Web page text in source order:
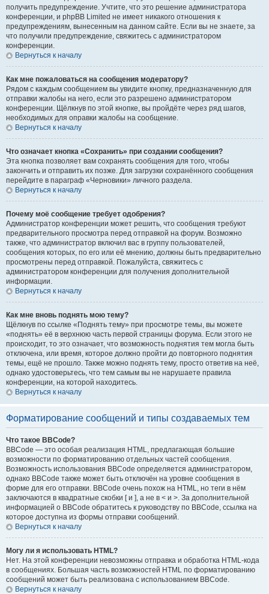
получить предупреждение. Учтите, что это решение администратора
конференции, и phpBB Limited не имеет никакого отношения к
предупреждениям, вынесенным на данном сайте. Если вы не знаете, за
что получили предупреждение, свяжитесь с администратором
конференции.
Вернуться к началу
Как мне пожаловаться на сообщения модератору?
Рядом с каждым сообщением вы увидите кнопку, предназначенную для
отправки жалобы на него, если это разрешено администратором
конференции. Щёлкнув по этой кнопке, вы пройдёте через ряд шагов,
необходимых для оправки жалобы на сообщение.
Вернуться к началу
Что означает кнопка «Сохранить» при создании сообщения?
Эта кнопка позволяет вам сохранять сообщения для того, чтобы
закончить и отправить их позже. Для загрузки сохранённого сообщения
перейдите в параграф «Черновики» личного раздела.
Вернуться к началу
Почему моё сообщение требует одобрения?
Администратор конференции может решить, что сообщения требуют
предварительного просмотра перед отправкой на форум. Возможно
также, что администратор включил вас в группу пользователей,
сообщения которых, по его или её мнению, должны быть предварительно
просмотрены перед отправкой. Пожалуйста, свяжитесь с
администратором конференции для получения дополнительной
информации.
Вернуться к началу
Как мне вновь поднять мою тему?
Щёлкнув по ссылке «Поднять тему» при просмотре темы, вы можете
«поднять» её в верхнюю часть первой страницы форума. Если этого не
происходит, то это означает, что возможность поднятия тем могла быть
отключена, или время, которое должно пройти до повторного поднятия
темы, ещё не прошло. Также можно поднять тему, просто ответив на неё,
однако удостоверьтесь, что тем самым вы не нарушаете правила
конференции, на которой находитесь.
Вернуться к началу
Форматирование сообщений и типы создаваемых тем
Что такое BBCode?
BBCode — это особая реализация HTML, предлагающая большие
возможности по форматированию отдельных частей сообщения.
Возможность использования BBCode определяется администратором,
однако BBCode также может быть отключён на уровне сообщения в
форме для его отправки. BBCode очень похож на HTML, но теги в нём
заключаются в квадратные скобки [ и ], а не в < и >. За дополнительной
информацией о BBCode обратитесь к руководству по BBCode, ссылка на
которое доступна из формы отправки сообщений.
Вернуться к началу
Могу ли я использовать HTML?
Нет. На этой конференции невозможны отправка и обработка HTML-кода
в сообщениях. Большая часть возможностей HTML по форматированию
сообщений может быть реализована с использованием BBCode.
Вернуться к началу